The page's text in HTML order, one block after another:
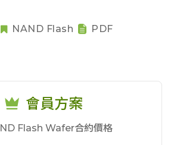
NAND Flash PDF
會員方案
Flash Wafer合約價格